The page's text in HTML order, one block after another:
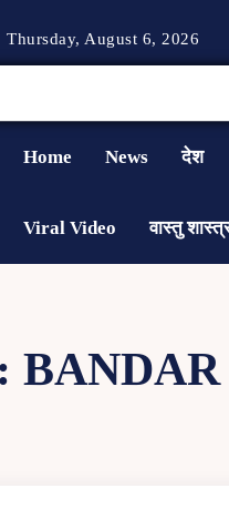
Thursday, August 6, 2026
Home News देश
Viral Video वास्तु